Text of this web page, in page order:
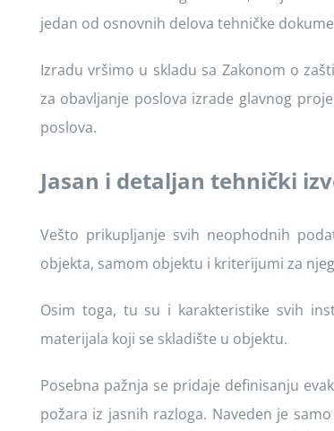
jedan od osnovnih delova tehničke
Izradu vršimo u skladu sa Zakonom o
za obavljanje poslova izrade glavnog
poslova.
Jasan i detaljan tehnički
Vešto prikupljanje svih neophodnih
objekta, samom objektu i kriterijumi za
Osim toga, tu su i karakteristike svih
materijala koji se skladište u objektu.
Posebna pažnja se pridaje definisanju
požara iz jasnih razloga. Naveden je